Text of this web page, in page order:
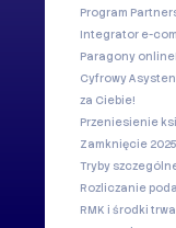
Program
Integrator e-
Paragony online
Cyfrowy
za Ciebie!
Przeniesienie
Zamknięcie
Tryby
Rozliczanie
RMK i środki